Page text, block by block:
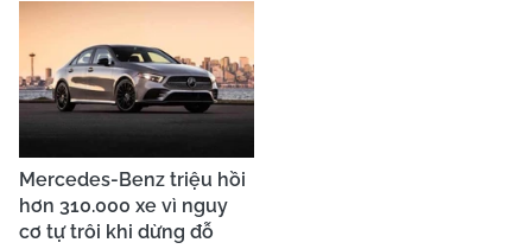
Mercedes-Benz triệu hồi
hơn 310.000 xe vì nguy
cơ tự trôi khi dừng đỗ